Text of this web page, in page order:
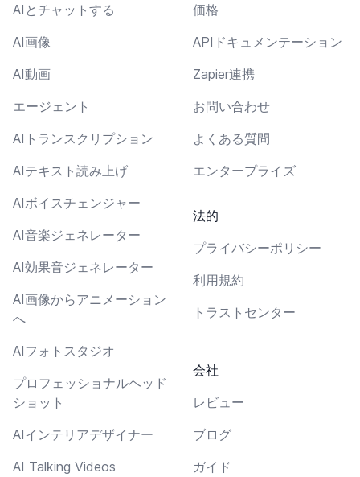
AIとチャットする
AI画像
AI動画
エージェント
AIトランスクリプション
AIテキスト読み上げ
AIボイスチェンジャー
AI音楽ジェネレーター
AI効果音ジェネレーター
AI画像からアニメーション
へ
AIフォトスタジオ
プロフェッショナルヘッド
ショット
AIインテリアデザイナー
AI Talking Videos
価格
APIドキュメンテーション
Zapier連携
お問い合わせ
よくある質問
エンタープライズ
法的
プライバシーポリシー
利用規約
トラストセンター
会社
レビュー
ブログ
ガイド